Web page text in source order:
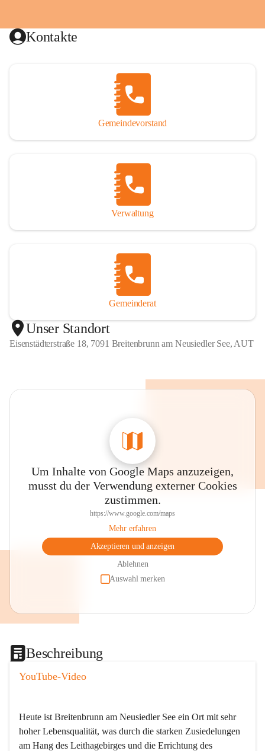
Kontakte
Gemeindevorstand
Verwaltung
Gemeinderat
Unser Standort
Eisenstädterstraße 18, 7091 Breitenbrunn am Neusiedler See, AUT
Um Inhalte von Google Maps anzuzeigen,
musst du der Verwendung externer Cookies
zustimmen.
https://www.google.com/maps
Mehr erfahren
Akzeptieren und anzeigen
Ablehnen
Auswahl merken
Beschreibung
YouTube-Video
Heute ist Breitenbrunn am Neusiedler See ein Ort mit sehr
hoher Lebensqualität, was durch die starken Zusiedelungen
am Hang des Leithagebirges und die Errichtung des